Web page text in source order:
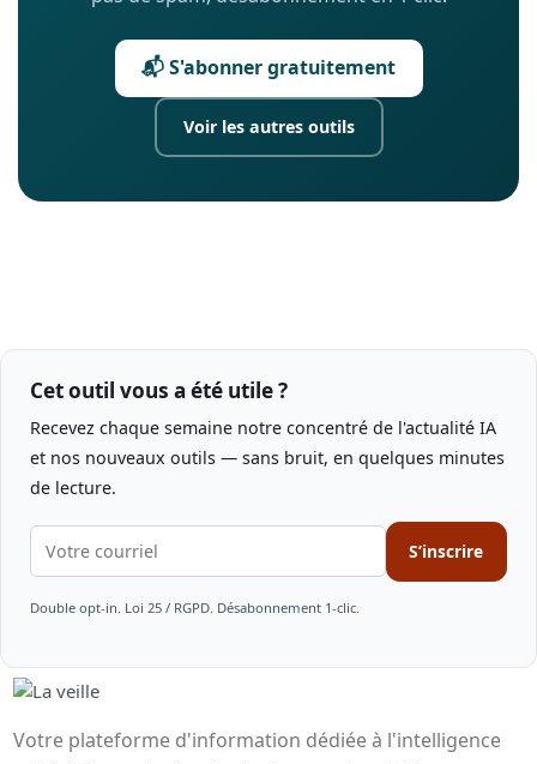
📬 S'abonner gratuitement
Voir les autres outils
Cet outil vous a été utile ?
Recevez chaque semaine notre concentré de l'actualité IA
et nos nouveaux outils — sans bruit, en quelques minutes
de lecture.
S’inscrire
Double opt-in. Loi 25 / RGPD. Désabonnement 1-clic.
Votre plateforme d'information dédiée à l'intelligence